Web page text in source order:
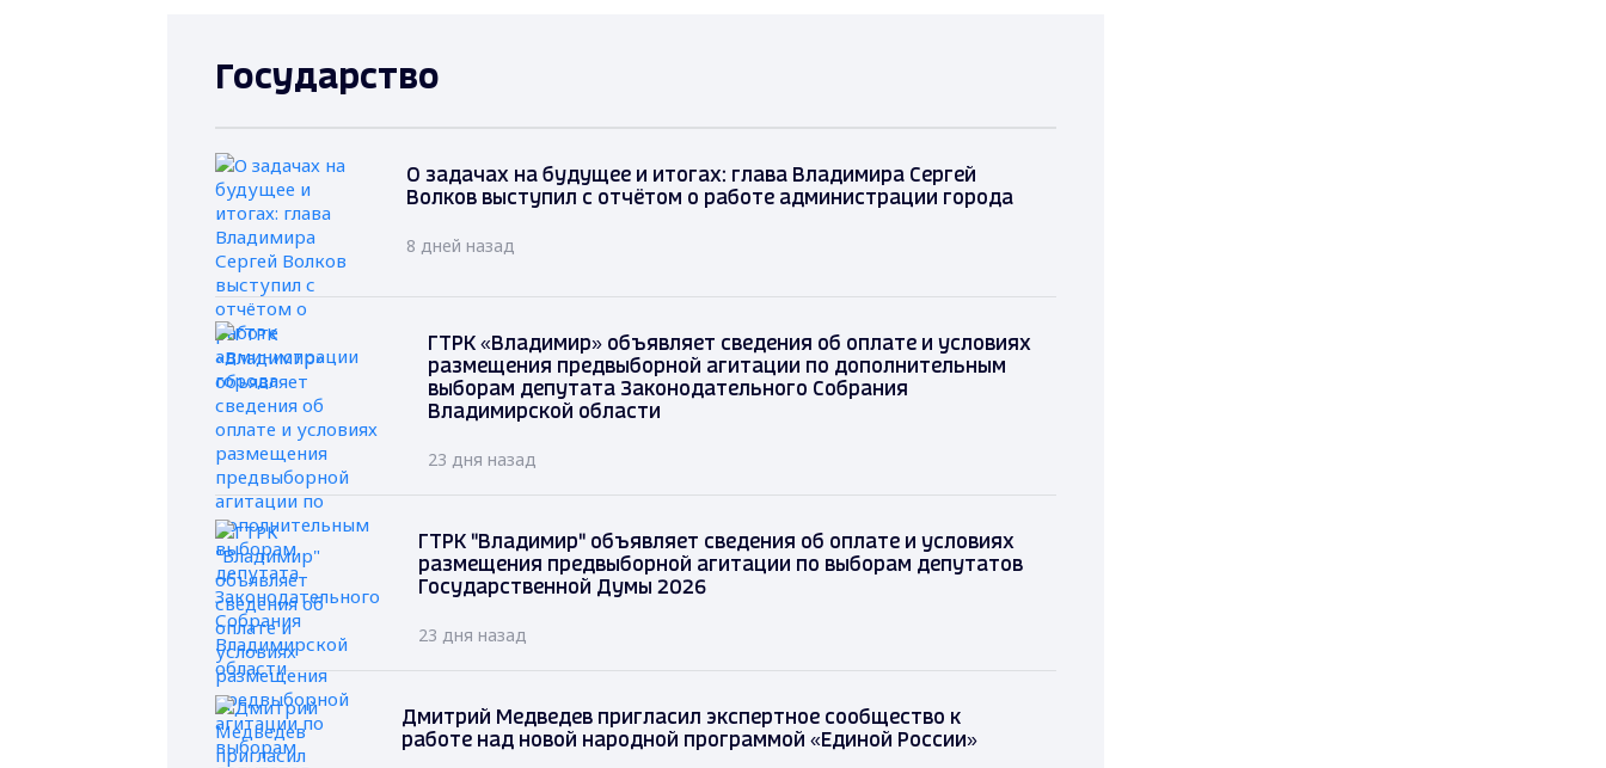
Государство
О задачах на будущее и итогах: глава Владимира Сергей
Волков выступил с отчётом о работе администрации города
8 дней назад
ГТРК «Владимир» объявляет сведения об оплате и условиях
размещения предвыборной агитации по дополнительным
выборам депутата Законодательного Собрания
Владимирской области
23 дня назад
ГТРК "Владимир" объявляет сведения об оплате и условиях
размещения предвыборной агитации по выборам депутатов
Государственной Думы 2026
23 дня назад
Дмитрий Медведев пригласил экспертное сообщество к
работе над новой народной программой «Единой России»